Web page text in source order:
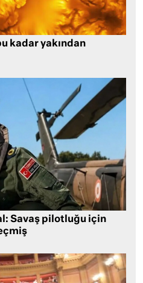
kadar yakından
Savaş pilotluğu için